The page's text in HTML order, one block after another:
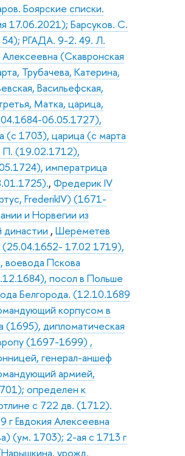
Боярские списки.
17.06.2021); Барсуков. С.
РГАДА. 9-2. 49. Л.
Алексеевна (Скавронская
Трубачева, Катерина,
Васильефская,
Матка, царица,
06.05.1727),
(с 1703), царица (с марта
П. (19.02.1712),
императрица
, Фредерик IV
FrederikIV) (1671-
и Норвегии из
династии , Шереметев
(25.04.1652- 17.02 1719),
воевода Пскова
посол в Польше
Белгорода. (12.10.1689
корпусом в
(1695), дипломатическая
(1697-1699) ,
генерал-аншеф
армией,
определен к
с 722 дв. (1712).
г Евдокия Алексеевна
(ум. 1703); 2-ая с 1713 г
урожд.